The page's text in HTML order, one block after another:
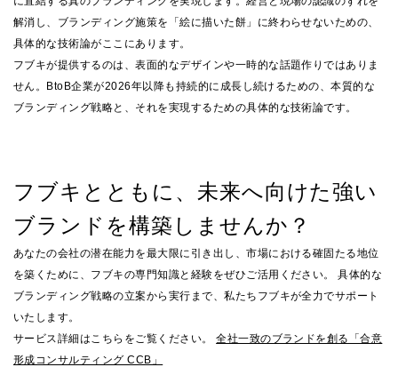
解消し、ブランディング施策を「絵に描いた餅」に終わらせないための、
具体的な技術論がここにあります。
フブキが提供するのは、表面的なデザインや一時的な話題作りではありま
せん。BtoB企業が2026年以降も持続的に成長し続けるための、本質的な
ブランディング戦略と、それを実現するための具体的な技術論です。
フブキとともに、未来へ向けた強い
ブランドを構築しませんか？
あなたの会社の潜在能力を最大限に引き出し、市場における確固たる地位
を築くために、フブキの専門知識と経験をぜひご活用ください。 具体的な
ブランディング戦略の立案から実行まで、私たちフブキが全力でサポート
いたします。
サービス詳細はこちらをご覧ください。全社一致のブランドを創る「合意
形成コンサルティング CCB」